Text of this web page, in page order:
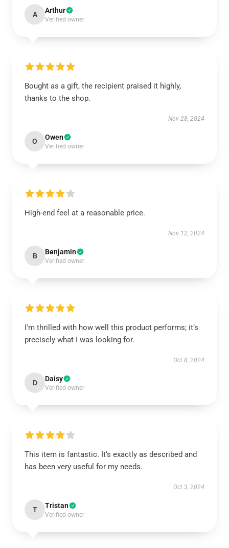
A Arthur
Verified owner
Bought as a gift, the recipient praised it highly,
thanks to the shop.
Nov 28, 2024
O Owen
Verified owner
High-end feel at a reasonable price.
Nov 12, 2024
B Benjamin
Verified owner
I'm thrilled with how well this product performs; it’s
precisely what I was looking for.
Oct 8, 2024
D Daisy
Verified owner
This item is fantastic. It’s exactly as described and
has been very useful for my needs.
Oct 3, 2024
T Tristan
Verified owner